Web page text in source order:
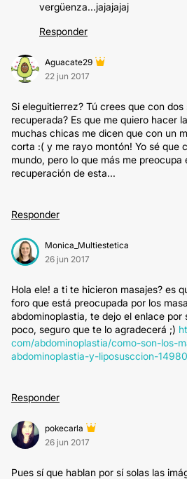
vergüenza...jajajajaj
Responder
Aguacate29
22 jun 2017
Si eleguitierrez? Tú crees que con
recuperada? Es que me quiero hacer
muchas chicas me dicen que con un
corta :( y me rayo montón! Yo sé que
mundo, pero lo que más me preocupa
recuperación de esta...
Responder
Monica_Multiestetica
26 jun 2017
Hola ele! a ti te hicieron masajes? es
foro que está preocupada por los
abdominoplastia, te dejo el enlace por
poco, seguro que te lo agradecerá ;)
com/abdominoplastia/como-son-los-
abdominoplastia-y-liposusccion-14980
Responder
pokecarla
26 jun 2017
Pues sí que hablan por sí solas las